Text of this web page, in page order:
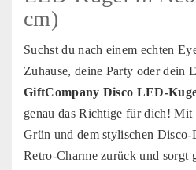
cm)
Suchst du nach einem echten
Zuhause, deine Party oder dein
GiftCompany Disco LED-
genau das Richtige für dich!
Grün und dem stylischen Disco-
Retro-Charme zurück und sorgt